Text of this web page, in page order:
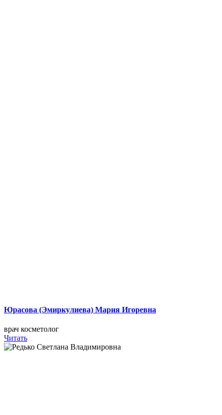
Юрасова (Эмиркулиева) Мария Игоревна
врач косметолог
Читать